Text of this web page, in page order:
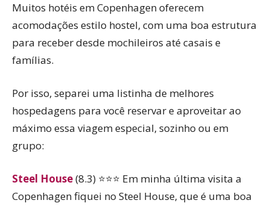
Muitos hotéis em Copenhagen oferecem
acomodações estilo hostel, com uma boa estrutura
para receber desde mochileiros até casais e
famílias.
Por isso, separei uma listinha de melhores
hospedagens para você reservar e aproveitar ao
máximo essa viagem especial, sozinho ou em
grupo:
Steel House(8.3) ⭐⭐⭐ Em minha última visita a
Copenhagen fiquei no Steel House, que é uma boa